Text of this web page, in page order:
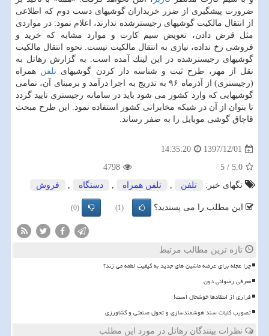
ضرورت پیشگیری از ضرر خریداران گوشیهای دست دوم كه اطلاعی
از انتقال مالكیت گوشیهای رجیسترشده ندارند، اعلام نمود: در مواردی
مثل قرض دادن، تعویض سیم كارت و موارد مشابه كه خرید و
فروشی رخ نداده، نیازی به انتقال مالكیت نیست. نحوه انتقال مالكیت
گوشیهای رجیسترشده در این لینك آمده است. به گزارش رهاتل به
نقل از مهر، طرح ثبت و شناسه دار كردن گوشیهای تلفن همراه
(رجیستری) از آذرماه ۹۶ به تدریج به اجرا درآمد و برمبنای آن، تمامی
گوشیهایی كه وارد كشور می شود باید در سامانه رجیستری تایید گردد
تا بتوان از آن در شبكه مخابراتی كشور استفاده نمود. این طرح مبحث
قاچاق گوشی موبایل را به صفر رساند.
1397/12/01
14:35:20
5.0
/
5
4798
تگهای خبر:
تلفن , تلفن همراه , دستگاه , فروش
این مطلب را می پسندید؟ (1)
(0)
تازه ترین مطالب مرتبط
چرا عجله برای عرضه ماشین های جدید به کیفیت لطمه می زند؟
معرفی رضوانی دون
فراری از انتقادها خوشحال است!
تصویب کلیات سند هوشمندسازی و تحول صنعتی و کشاورزی
نظرات بینندگان رهاتل در مورد این مطلب